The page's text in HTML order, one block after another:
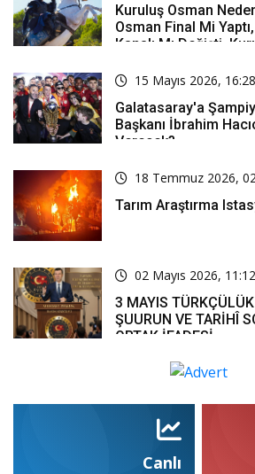
Kuruluş Osman
Osman Final Mi
Kanalı Mı Değişti,
15 Mayıs 2026, 16:28
Galatasaray'a
Başkanı İbrahim
Verecek?
18 Temmuz 2026,
Tarım Araştırma
02 Mayıs 2026, 11:12
3 MAYIS
ŞUURUN VE TARİHÎ
ORTAK İFADESİ
Canlı